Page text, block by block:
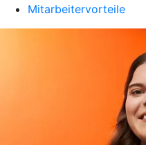
Mitarbeitervorteile